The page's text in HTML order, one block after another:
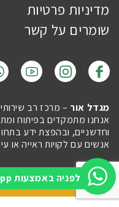
לפניה באמצעות Whatsapp
מדיניות פרטיות
שומרים על קשר
מגדל אור – מרכז רב
אנחנו מתמקדים בפיתוח
וחדשניים, ובהפצת ידע
אנשים עם לקויות ראייה או
Imaginet